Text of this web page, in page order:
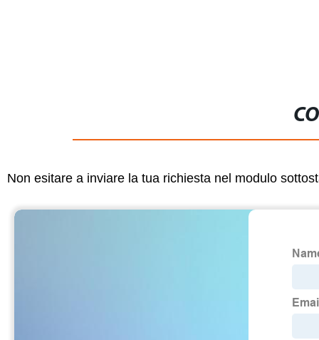
Non esitare a inviare la tua richiesta nel modulo